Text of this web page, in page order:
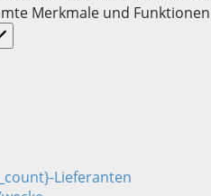
Merkmale und
Lieferanten